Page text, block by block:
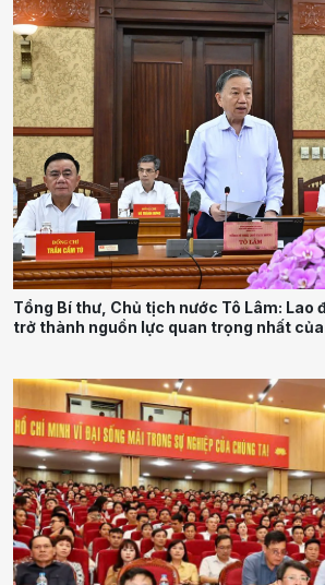
Tổng Bí thư, Chủ tịch nước Tô Lâm: Lao
trở thành nguồn lực quan trọng nhất